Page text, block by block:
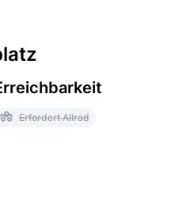
Erfordert Allrad